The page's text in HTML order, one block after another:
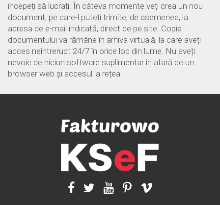
începeți să lucrați. În câteva momente veți crea un nou
document, pe care-l puteți trimite, de asemenea, la
adresa de e-mail indicată, direct de pe site. Copia
documentului va rămâne în arhiva virtuală, la care aveți
acces neîntrerupt 24/7 în orice loc din lume. Nu aveți
nevoie de niciun software suplimentar în afară de un
browser web și accesul la rețea.